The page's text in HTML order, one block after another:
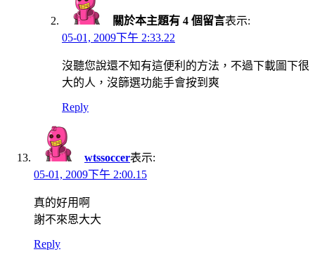
關於本主題有 4 個留言表示:
05-01, 2009下午 2:33.22
沒聽您說還不知有這便利的方法，不過下載圖下很
大的人，沒篩選功能手會按到爽
Reply
wtssoccer表示:
05-01, 2009下午 2:00.15
真的好用啊
謝不來恩大大
Reply